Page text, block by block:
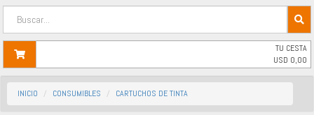
TU CESTA
USD 0,00
INICIO CONSUMIBLES CARTUCHOS DE TINTA